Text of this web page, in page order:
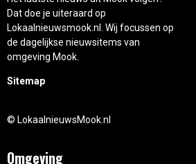
Dat doe je uiteraard op
Lokaalnieuwsmook.nl. Wij focussen op
de dagelijkse nieuwsitems van
omgeving Mook.
Sitemap
© LokaalnieuwsMook.nl
Omgeving